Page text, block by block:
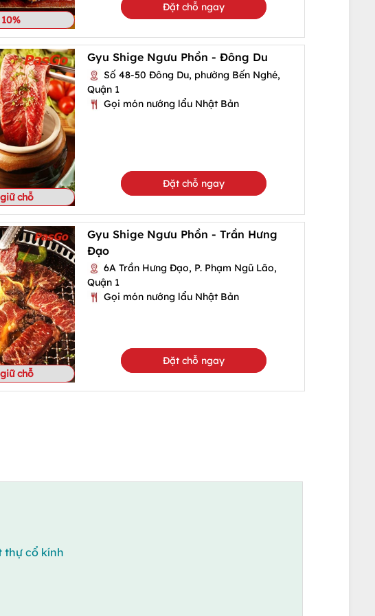
Đặt chỗ ngay
chỗ
Gyu Shige Ngưu Phồn - Đông Du
Số 48-50 Đông Du, phường Bến Nghé,
Quận 1
Gọi món nướng lẩu Nhật Bản
Đặt chỗ ngay
chỗ
Gyu Shige Ngưu Phồn - Trần Hưng
Đạo
6A Trần Hưng Đạo, P. Phạm Ngũ Lão,
Quận 1
Gọi món nướng lẩu Nhật Bản
Đặt chỗ ngay
thự cổ kính